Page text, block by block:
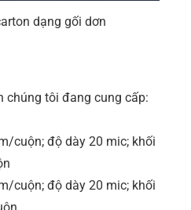
dạng gối dơn
chúng tôi đang cung cấp:
cuộn; độ dày 20 mic; khối
cuộn; độ dày 20 mic; khối